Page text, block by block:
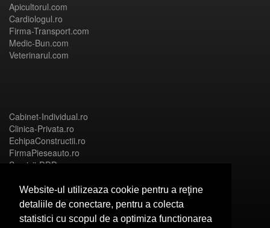
Website-ul utilizeaza cookie pentru a reţine
detaliile de conectare, pentru a colecta
statistici cu scopul de a optimiza functionarea
Apicultorul.com
Cardiologul.ro
Firma-Transport.com
Medic-Bun.com
Veterinarul.com
Cabinet-Individual.ro
Clinica-Privata.ro
EchipaConstructii.ro
FirmaPieseauto.ro
Servicii-DDD.com